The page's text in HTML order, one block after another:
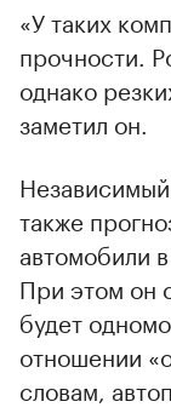
«У таких
прочности.
однако
заметил он.
также
автомобили
При этом он
будет
отношении
словам,